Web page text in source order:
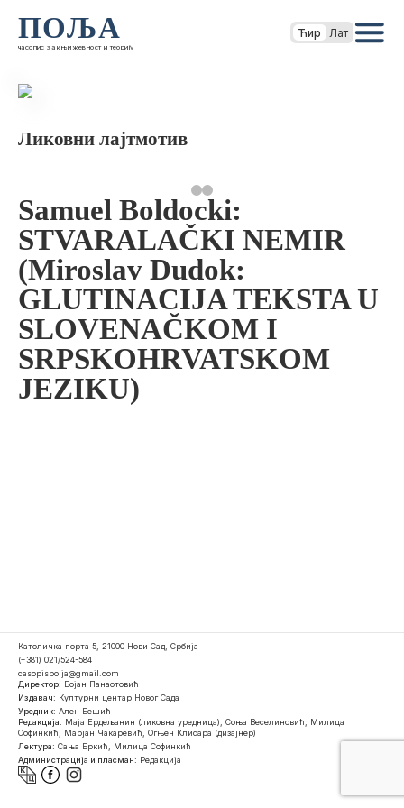
ПОЉА
часопис за књижевност и теорију
Ћир Лат
Ликовни лајтмотив
Samuel Boldocki:
STVARALAČKI NEMIR
(Miroslav Dudok:
GLUTINACIJA TEKSTA U
SLOVENAČKOM I
SRPSKOHRVATSKOM
JEZIKU)
Католичка порта 5, 21000 Нови Сад, Србија
(+381) 021/524-584
casopispolja@gmail.com
Директор: Бојан Панаотовић
Издавач: Културни центар Новог Сада
Уредник: Ален Бешић
Редакција: Маја Ердељанин (ликовна уредница), Соња Веселиновић, Милица
Софинкић, Марјан Чакаревић, Огњен Клисара (дизајнер)
Лектура: Сања Бркић, Милица Софинкић
Администрација и пласман: Редакција